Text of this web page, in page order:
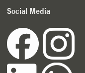
Social Media